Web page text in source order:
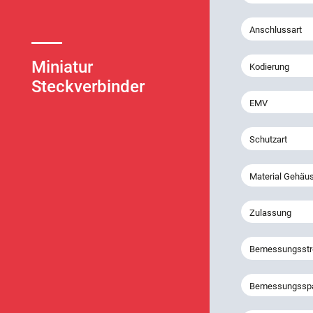
Miniatur
Steckverbinder
Anschlussart
Kodierung
EMV
Schutzart
Material
Zulassung